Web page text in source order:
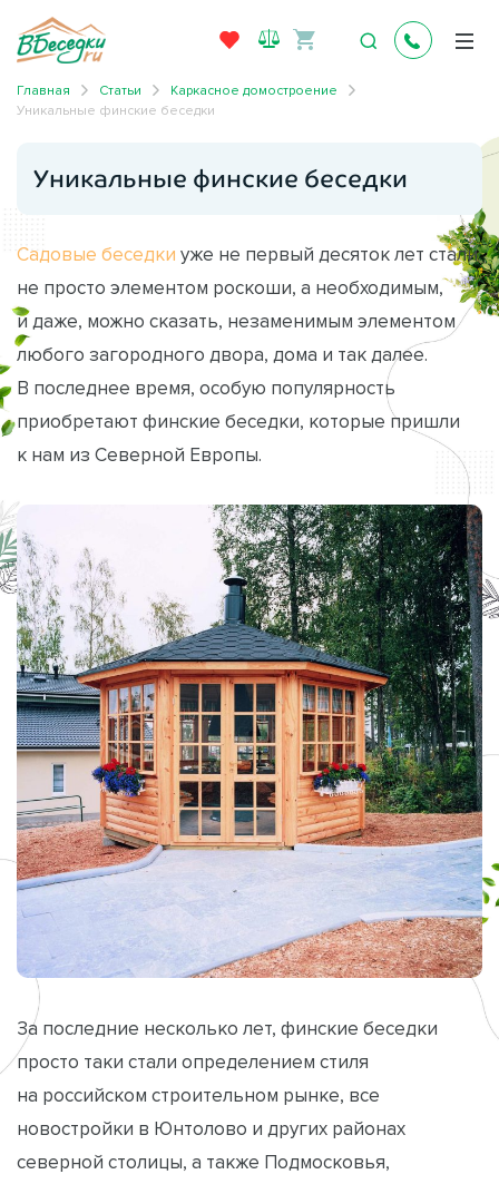
Главная Статьи
Каркасное домостроение
Уникальные финские беседки
Уникальные финские беседки
Садовые беседки уже не первый десяток лет стали
не просто элементом роскоши, а необходимым,
и даже, можно сказать, незаменимым элементом
любого загородного двора, дома и так далее.
В последнее время, особую популярность
приобретают финские беседки, которые пришли
к нам из Северной Европы.
За последние несколько лет, финские беседки
просто таки стали определением стиля
на российском строительном рынке, все
новостройки в Юнтолово и других районах
северной столицы, а также Подмосковья,